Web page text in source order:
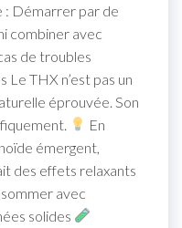
: Démarrer par de
combiner avec
de troubles
Le THX n’est pas un
éprouvée. Son
En
émergent,
des effets relaxants
avec
solides